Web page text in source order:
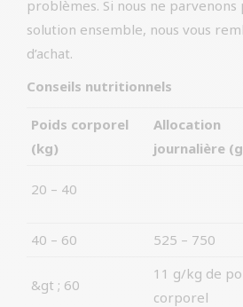
problèmes. Si nous ne parvenons
solution ensemble, nous vous
d’achat.
Conseils nutritionnels
Poids corporel
(kg)
Allocation
journalière
20 – 40
40 – 60
525 – 750
&gt ; 60
11 g/kg de
corporel